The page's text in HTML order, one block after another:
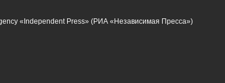
«Independent Press» (РИА «Независимая Пресса»)